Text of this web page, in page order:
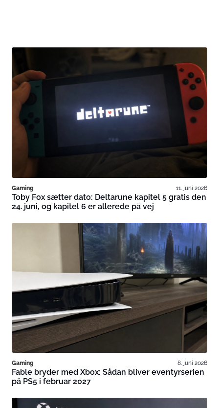
Gaming 11. juni 2026
Toby Fox sætter dato: Deltarune kapitel 5 gratis den
24. juni, og kapitel 6 er allerede på vej
Gaming 8. juni 2026
Fable bryder med Xbox: Sådan bliver eventyrserien
på PS5 i februar 2027